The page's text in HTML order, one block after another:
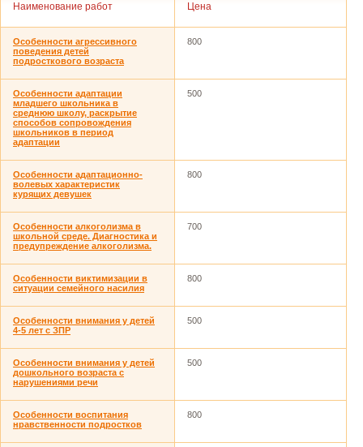
Наименование работ Цена
Особенности агрессивного
поведения детей
подросткового возраста
800
Особенности адаптации
младшего школьника в
среднюю школу, раскрытие
способов сопровождения
школьников в период
адаптации
500
Особенности адаптационно-
волевых характеристик
курящих девушек
800
Особенности алкоголизма в
школьной среде. Диагностика и
предупреждение алкоголизма.
700
Особенности виктимизации в
ситуации семейного насилия
800
Особенности внимания у детей
4-5 лет с ЗПР
500
Особенности внимания у детей
дошкольного возраста с
нарушениями речи
500
Особенности воспитания
нравственности подростков
800